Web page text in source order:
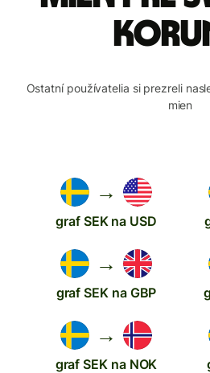
Ostatní používatelia si prezreli
mien
→
graf SEK na USD
→
graf SEK na GBP
→
graf SEK na NOK